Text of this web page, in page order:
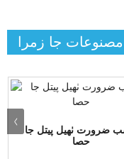
مصنوعات جا زمرا
ضرورت ٺهيل پيتل جا
حصا